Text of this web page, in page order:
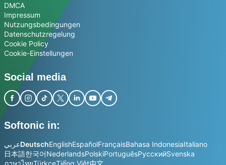
DMCA
Impressum
Nutzungsbedingungen
Datenschutzregelung
Cookie Policy
Cookie-Einstellungen
Social media
Softonic in:
عربيDeutschEnglishEspañolFrançaisBahasa IndonesiaItaliano
日本語한국어NederlandsPolskiPortuguêsРусскийSvenska
ภาษาไทยTürkçeTiếng Việt中文